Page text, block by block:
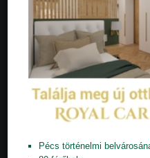
Pécs történelmi